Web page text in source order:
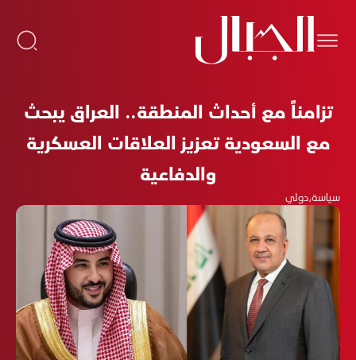
تزامناً مع أحداث المنطقة.. العراق يبحث
مع السعودية تعزيز العلاقات العسكرية
والدفاعية
سياسة،دولي